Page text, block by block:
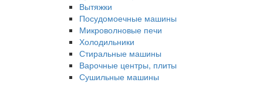
Вытяжки
Посудомоечные машины
Микроволновые печи
Холодильники
Стиральные машины
Варочные центры, плиты
Сушильные машины